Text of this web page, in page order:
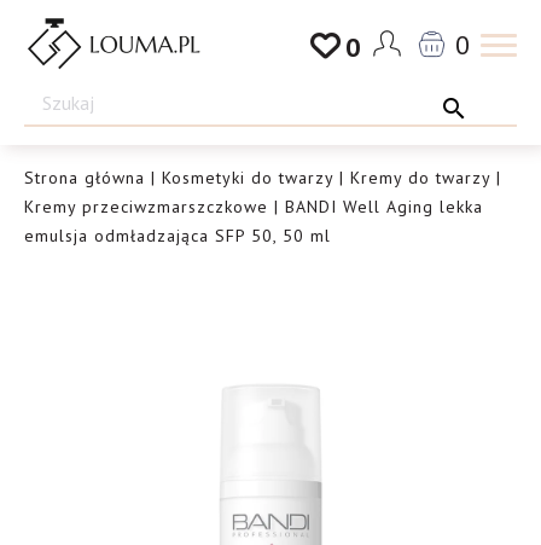
Przejdź
Drogeria
Louma.pl
0 0
Strona główna | Kosmetyki do twarzy | Kremy do twarzy |
Kremy przeciwzmarszczkowe | BANDI Well Aging lekka
emulsja odmładzająca SFP 50, 50 ml